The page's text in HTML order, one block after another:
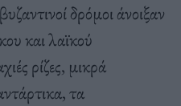
δρόμοι άνοιξαν
και λαϊκού
ρίζες, μικρά
τα